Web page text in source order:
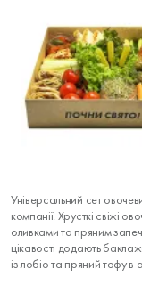
Універсальний сет
компанії. Хрусткі свіжі
оливками та пряним
цікавості додають
із лобіо та пряний тофу в